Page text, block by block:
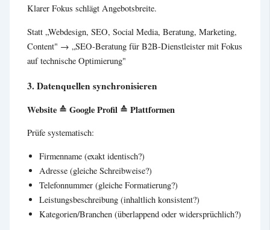
Klarer Fokus schlägt Angebotsbreite.
Statt „Webdesign, SEO, Social Media, Beratung, Marketing,
Content" → „SEO-Beratung für B2B-Dienstleister mit Fokus
auf technische Optimierung"
3. Datenquellen synchronisieren
Website ≙ Google Profil ≙ Plattformen
Prüfe systematisch:
Firmenname (exakt identisch?)
Adresse (gleiche Schreibweise?)
Telefonnummer (gleiche Formatierung?)
Leistungsbeschreibung (inhaltlich konsistent?)
Kategorien/Branchen (überlappend oder widersprüchlich?)